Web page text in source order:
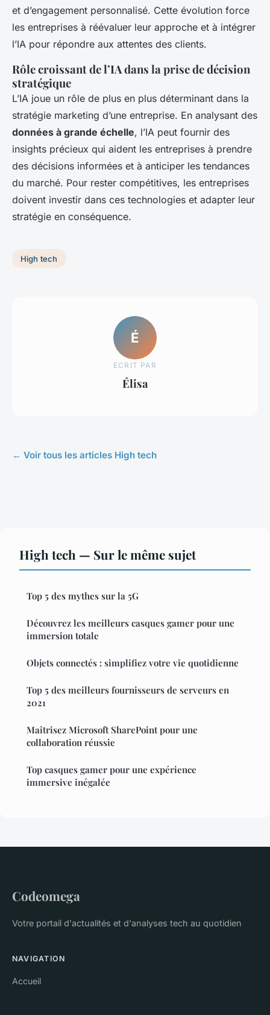
et d’engagement personnalisé. Cette évolution force
les entreprises à réévaluer leur approche et à intégrer
l’IA pour répondre aux attentes des clients.
Rôle croissant de l’IA dans la prise de décision
stratégique
L’IA joue un rôle de plus en plus déterminant dans la
stratégie marketing d’une entreprise. En analysant des
données à grande échelle, l’IA peut fournir des
insights précieux qui aident les entreprises à prendre
des décisions informées et à anticiper les tendances
du marché. Pour rester compétitives, les entreprises
doivent investir dans ces technologies et adapter leur
stratégie en conséquence.
High tech
É
ECRIT PAR
Élisa
← Voir tous les articles High tech
High tech — Sur le même sujet
Top 5 des mythes sur la 5G
Découvrez les meilleurs casques gamer pour une
immersion totale
Objets connectés : simplifiez votre vie quotidienne
Top 5 des meilleurs fournisseurs de serveurs en
2021
Maîtrisez Microsoft SharePoint pour une
collaboration réussie
Top casques gamer pour une expérience
immersive inégalée
Codeomega
Votre portail d'actualités et d'analyses tech au quotidien
NAVIGATION
Accueil